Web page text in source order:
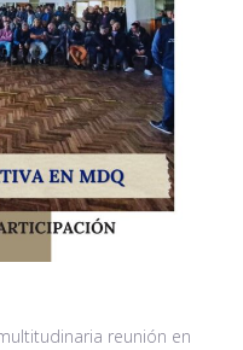
reunión en